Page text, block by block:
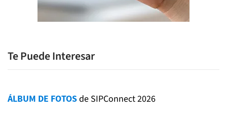
Te Puede Interesar
ÁLBUM DE FOTOSde SIPConnect 2026